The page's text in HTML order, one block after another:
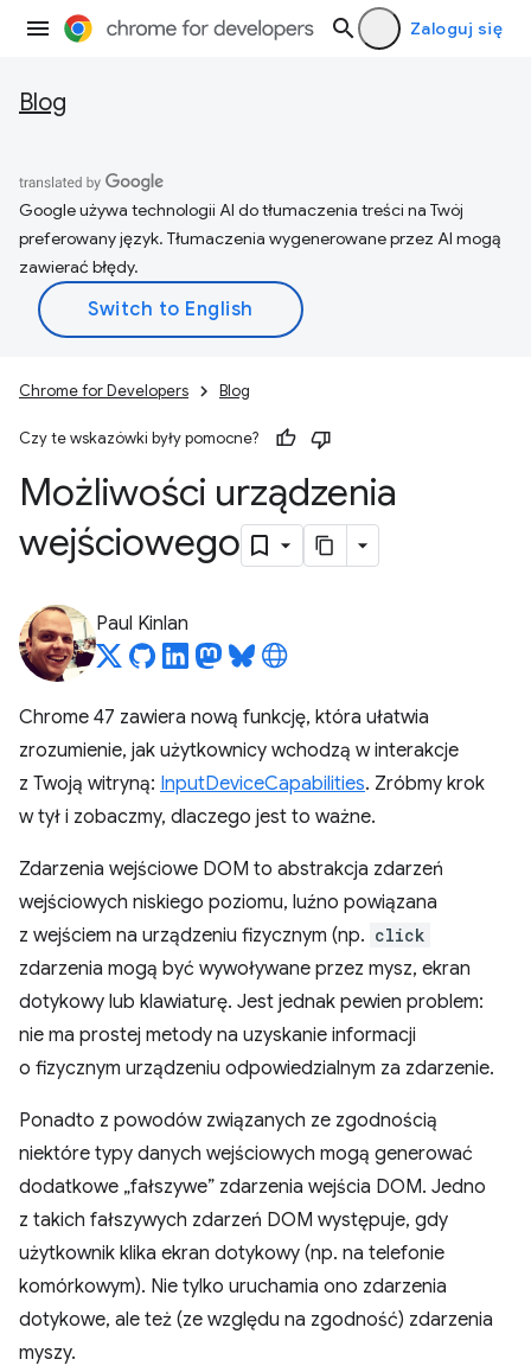
Zaloguj się
Blog
Google używa technologii AI do tłumaczenia treści na Twój
preferowany język. Tłumaczenia wygenerowane przez AI mogą
zawierać błędy.
Chrome for Developers Blog
Czy te wskazówki były pomocne?
Możliwości urządzenia
wejściowego
Paul Kinlan
Chrome 47 zawiera nową funkcję, która ułatwia
zrozumienie, jak użytkownicy wchodzą w interakcje
z Twoją witryną: InputDeviceCapabilities. Zróbmy krok
w tył i zobaczmy, dlaczego jest to ważne.
Zdarzenia wejściowe DOM to abstrakcja zdarzeń
wejściowych niskiego poziomu, luźno powiązana
z wejściem na urządzeniu fizycznym (np. click
zdarzenia mogą być wywoływane przez mysz, ekran
dotykowy lub klawiaturę. Jest jednak pewien problem:
nie ma prostej metody na uzyskanie informacji
o fizycznym urządzeniu odpowiedzialnym za zdarzenie.
Ponadto z powodów związanych ze zgodnością
niektóre typy danych wejściowych mogą generować
dodatkowe „fałszywe” zdarzenia wejścia DOM. Jedno
z takich fałszywych zdarzeń DOM występuje, gdy
użytkownik klika ekran dotykowy (np. na telefonie
komórkowym). Nie tylko uruchamia ono zdarzenia
dotykowe, ale też (ze względu na zgodność) zdarzenia
myszy.